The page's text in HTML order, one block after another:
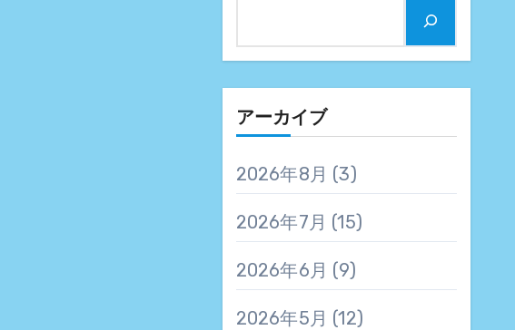
アーカイブ
2026年8月 (3)
2026年7月 (15)
2026年6月 (9)
2026年5月 (12)